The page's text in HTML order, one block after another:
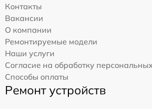
Контакты
Вакансии
О компании
Ремонтируемые модели
Наши услуги
Согласие на обработку
Способы оплаты
Ремонт устройств